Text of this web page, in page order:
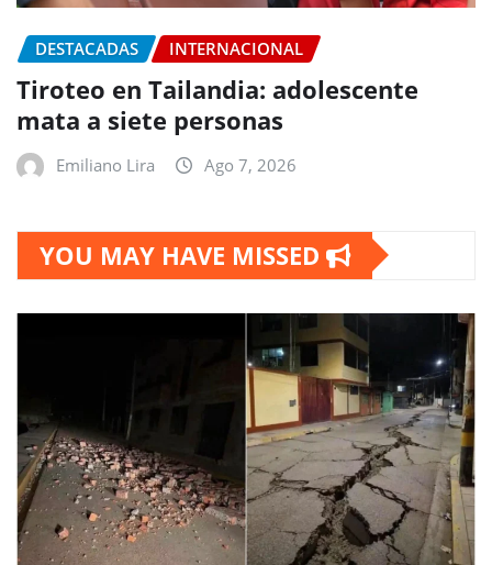
DESTACADAS INTERNACIONAL
Tiroteo en Tailandia: adolescente
mata a siete personas
Emiliano Lira Ago 7, 2026
YOU MAY HAVE MISSED